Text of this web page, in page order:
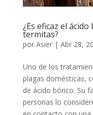
¿Es eficaz el
termitas?
por Asier| Abr 28,
Uno de los
plagas domésticas,
de ácido bórico. Su
personas lo